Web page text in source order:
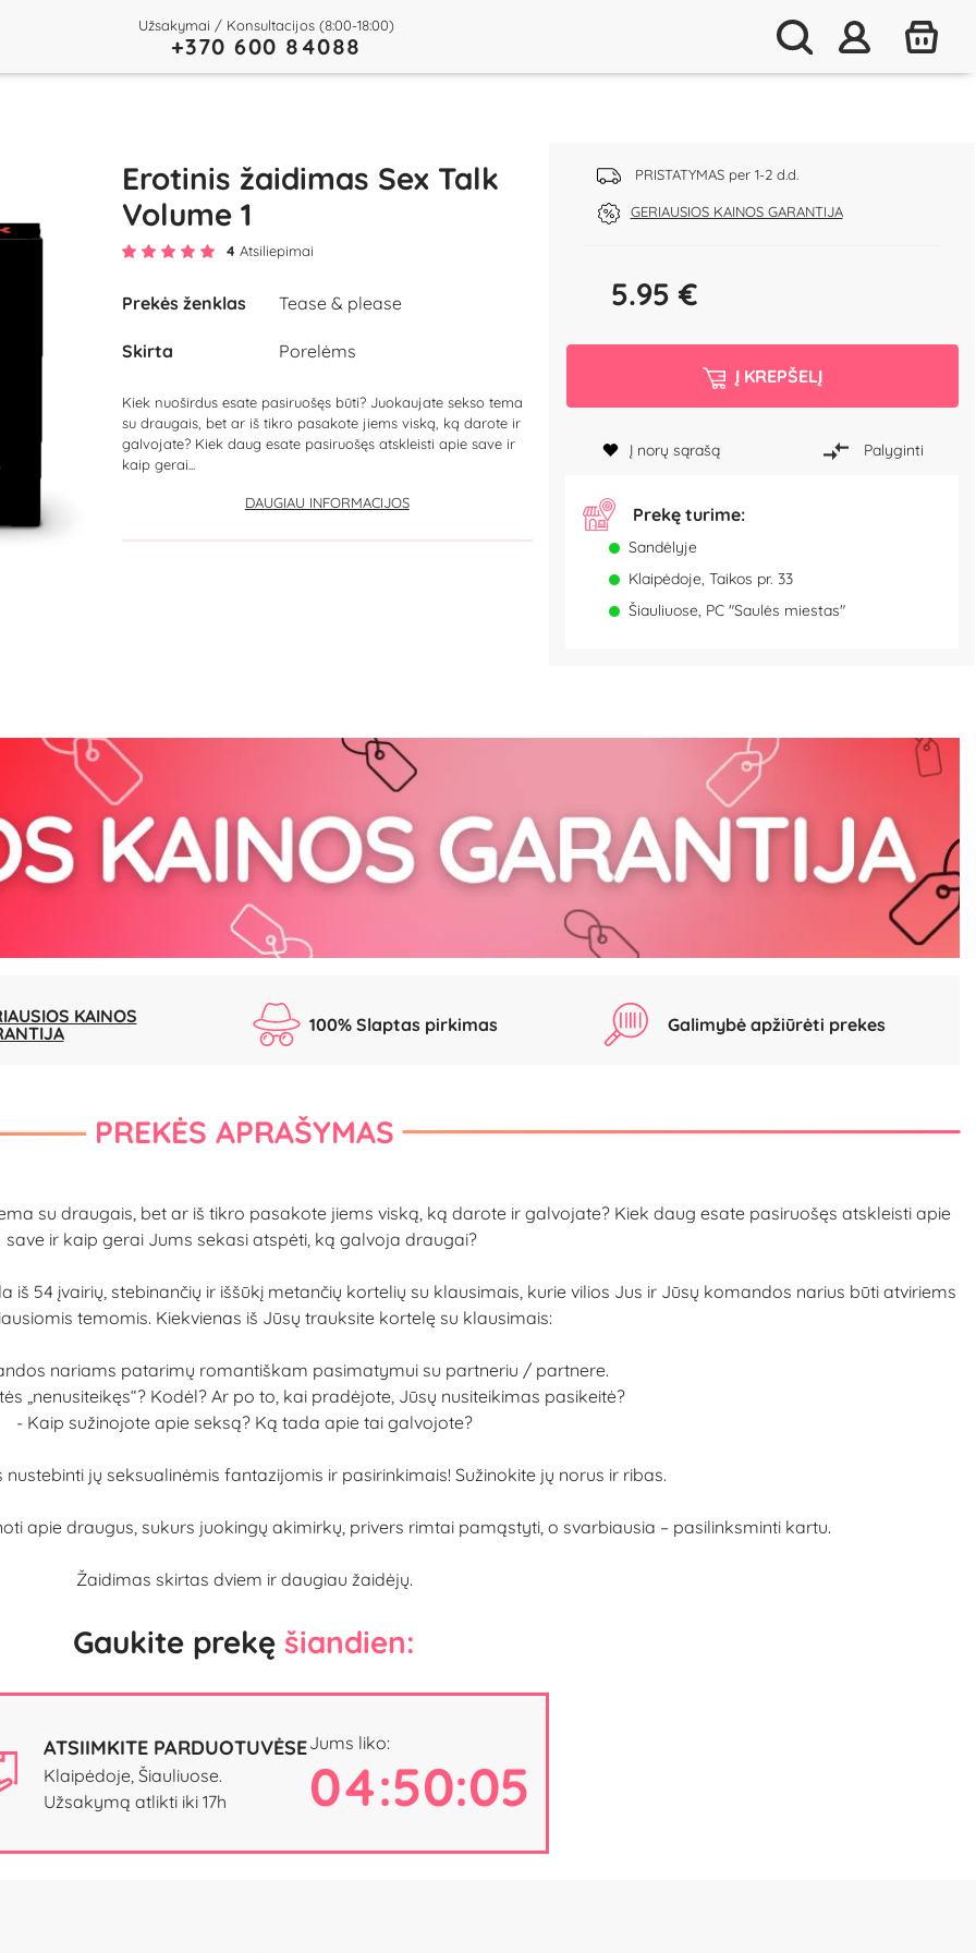
Užsakymai / Konsultacijos (8:00-18:00)
+370 600 84088
Erotinis žaidimas Sex Talk
Volume 1
4 Atsiliepimai
PRISTATYMAS per 1-2 d.d.
GERIAUSIOS KAINOS GARANTIJA
Prekės ženklas Tease & please
Skirta Porelėms
Kiek nuoširdus esate pasiruošęs būti? Juokaujate sekso tema
su draugais, bet ar iš tikro pasakote jiems viską, ką darote ir
galvojate? Kiek daug esate pasiruošęs atskleisti apie save ir
kaip gerai...
DAUGIAU INFORMACIJOS
5.95 €
Į KREPŠELĮ
Į norų sąrašą Palyginti
Prekę turime:
Sandėlyje
Klaipėdoje, Taikos pr. 33
Šiauliuose, PC "Saulės miestas"
KAINOS
100% Slaptas pirkimas Galimybė apžiūrėti prekes
PREKĖS APRAŠYMAS
su draugais, bet ar iš tikro pasakote jiems viską, ką darote ir galvojate? Kiek daug esate pasiruošęs atskleisti apie
save ir kaip gerai Jums sekasi atspėti, ką galvoja draugai?
iš 54 įvairių, stebinančių ir iššūkį metančių kortelių su klausimais, kurie vilios Jus ir Jūsų komandos narius būti atviriems
temomis. Kiekvienas iš Jūsų trauksite kortelę su klausimais:
nariams patarimų romantiškam pasimatymui su partneriu / partnere.
„nenusiteikęs“? Kodėl? Ar po to, kai pradėjote, Jūsų nusiteikimas pasikeitė?
- Kaip sužinojote apie seksą? Ką tada apie tai galvojote?
jų seksualinėmis fantazijomis ir pasirinkimais! Sužinokite jų norus ir ribas.
apie draugus, sukurs juokingų akimirkų, privers rimtai pamąstyti, o svarbiausia – pasilinksminti kartu.
Žaidimas skirtas dviem ir daugiau žaidėjų.
Gaukite prekę šiandien:
ATSIIMKITE PARDUOTUVĖSE
Klaipėdoje, Šiauliuose.
Užsakymą atlikti iki 17h
Jums liko:
04:50:04